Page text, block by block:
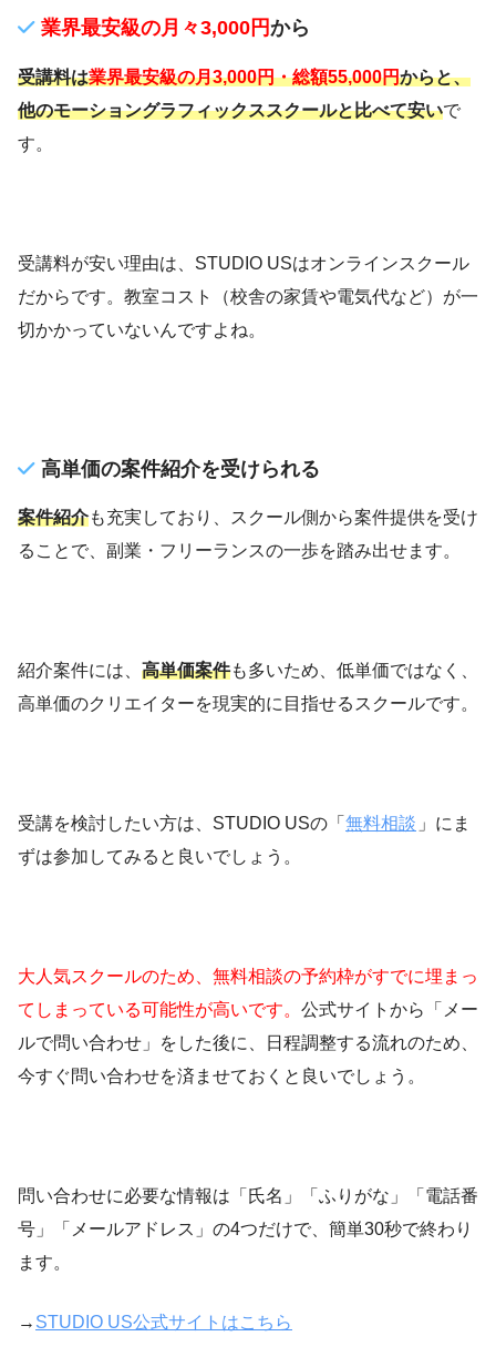
業界最安級の月々3,000円から
受講料は業界最安級の月3,000円・総額55,000円からと、
他のモーショングラフィックススクールと比べて安いで
す。
受講料が安い理由は、STUDIO USはオンラインスクール
だからです。教室コスト（校舎の家賃や電気代など）が一
切かかっていないんですよね。
高単価の案件紹介を受けられる
案件紹介も充実しており、スクール側から案件提供を受け
ることで、副業・フリーランスの一歩を踏み出せます。
紹介案件には、 高単価案件も多いため、低単価ではなく、
高単価のクリエイターを現実的に目指せるスクールです。
受講を検討したい方は、STUDIO USの「 無料相談 」にま
ずは参加してみると良いでしょう。
大人気スクールのため、無料相談の予約枠がすでに埋まっ
てしまっている可能性が高いです。 公式サイトから「メー
ルで問い合わせ」をした後に、日程調整する流れのため、
今すぐ問い合わせを済ませておくと良いでしょう。
問い合わせに必要な情報は「氏名」「ふりがな」「電話番
号」「メールアドレス」の4つだけで、簡単30秒で終わり
ます。
→ STUDIO US公式サイトはこちら